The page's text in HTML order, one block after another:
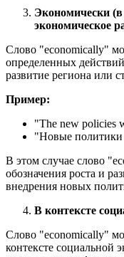
Экономически
экономическое
Слово "economically"
определенных
развитие региона или
Пример:
"The new policies
"Новые политики
В этом случае слово
обозначения роста и
внедрения новых
В контексте
Слово "economically"
контексте социальной